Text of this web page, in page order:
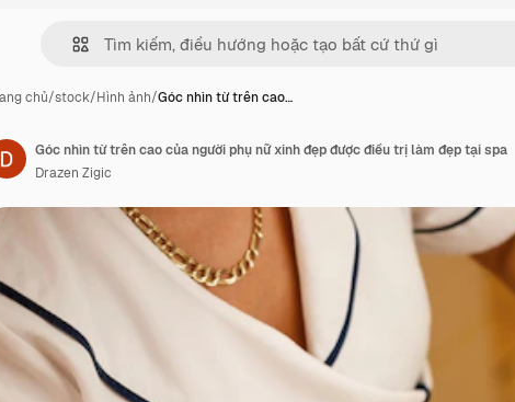
chủ/stock/Hình ảnh/Góc nhìn từ trên cao…
Góc nhìn từ trên cao của người phụ nữ xinh đẹp được điều trị làm đẹp tại spa
Drazen Zigic